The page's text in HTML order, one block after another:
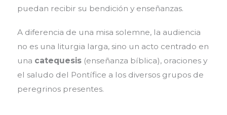
puedan recibir su bendición y enseñanzas.
A diferencia de una misa solemne, la audiencia
no es una liturgia larga, sino un acto centrado en
una catequesis (enseñanza bíblica), oraciones y
el saludo del Pontífice a los diversos grupos de
peregrinos presentes.